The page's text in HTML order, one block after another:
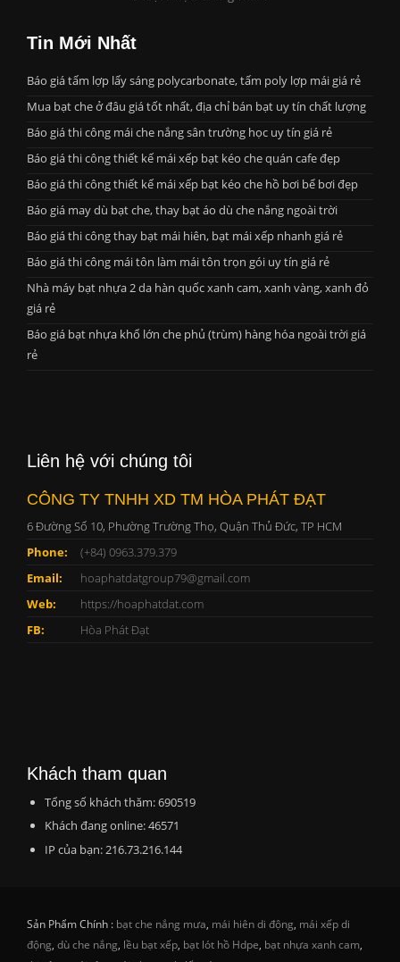
Tin Mới Nhất
Báo giá tấm lợp lấy sáng polycarbonate, tấm poly lợp mái giá rẻ
Mua bạt che ở đâu giá tốt nhất, địa chỉ bán bạt uy tín chất lượng
Báo giá thi công mái che nắng sân trường học uy tín giá rẻ
Báo giá thi công thiết kế mái xếp bạt kéo che quán cafe đẹp
Báo giá thi công thiết kế mái xếp bạt kéo che hồ bơi bể bơi đẹp
Báo giá may dù bạt che, thay bạt áo dù che nắng ngoài trời
Báo giá thi công thay bạt mái hiên, bạt mái xếp nhanh giá rẻ
Báo giá thi công mái tôn làm mái tôn trọn gói uy tín giá rẻ
Nhà máy bạt nhựa 2 da hàn quốc xanh cam, xanh vàng, xanh đỏ
giá rẻ
Báo giá bạt nhựa khổ lớn che phủ (trùm) hàng hóa ngoài trời giá
rẻ
Liên hệ với chúng tôi
CÔNG TY TNHH XD TM HÒA PHÁT ĐẠT
6 Đường Số 10, Phường Trường Thọ, Quận Thủ Đức, TP HCM
Phone:
(+84) 0963.379.379
Email:
hoaphatdatgroup79@gmail.com
Web:
https://hoaphatdat.com
FB:
Hòa Phát Đạt
Khách tham quan
Tổng số khách thăm: 690519
Khách đang online: 46571
IP của bạn: 216.73.216.144
Sản Phẩm Chính : bạt che nắng mưa, mái hiên di động, mái xếp di
động, dù che nắng, lều bạt xếp, bạt lót hồ Hdpe, bạt nhựa xanh cam,